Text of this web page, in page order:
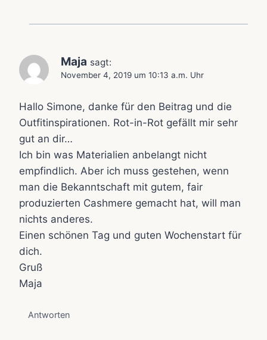
Maja sagt:
November 4, 2019 um 10:13 a.m. Uhr
Hallo Simone, danke für den Beitrag und die
Outfitinspirationen. Rot-in-Rot gefällt mir sehr
gut an dir…
Ich bin was Materialien anbelangt nicht
empfindlich. Aber ich muss gestehen, wenn
man die Bekanntschaft mit gutem, fair
produzierten Cashmere gemacht hat, will man
nichts anderes.
Einen schönen Tag und guten Wochenstart für
dich.
Gruß
Maja
Antworten